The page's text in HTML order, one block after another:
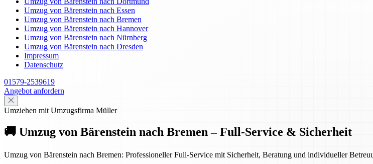
Umzug von Bärenstein nach Essen
Umzug von Bärenstein nach Bremen
Umzug von Bärenstein nach Hannover
Umzug von Bärenstein nach Nürnberg
Umzug von Bärenstein nach Dresden
Impressum
Datenschutz
01579-2539619
Angebot anfordern
Umziehen mit Umzugsfirma Müller
🚚 Umzug von Bärenstein nach Bremen – Full-Service & Sicherheit
Umzug von Bärenstein nach Bremen: Professioneller Full-Service mit Sicherheit, Beratung und individueller